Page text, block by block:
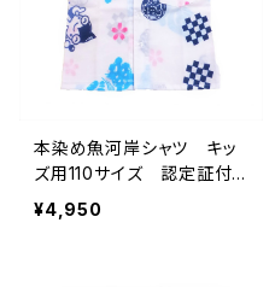
本染め魚河岸シャツ キッ
ズ用110サイズ 認定証付
き 木綿晒 やいちゃん
柄 白 桜 富士山 市松
¥4,950